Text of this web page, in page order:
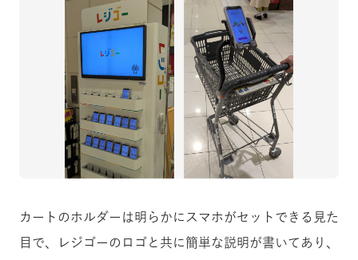
カートのホルダーは明らかにスマホがセットできる見た
目で、レジゴーのロゴと共に簡単な説明が書いてあり、